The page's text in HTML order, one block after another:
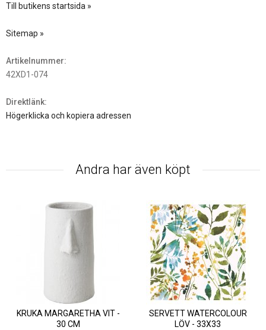
Till butikens startsida »
Sitemap »
Artikelnummer:
42XD1-074
Direktlänk:
Högerklicka och kopiera adressen
Andra har även köpt
KRUKA MARGARETHA VIT -
30 CM
SERVETT WATERCOLOUR
LÖV - 33X33